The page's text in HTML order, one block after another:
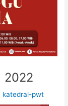
2022
katedral-pwt